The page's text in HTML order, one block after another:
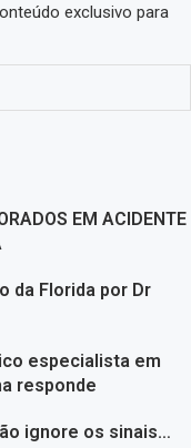
exclusivo para
EM ACIDENTE
da Florida por Dr
especialista em
responde
ignore os sinais…